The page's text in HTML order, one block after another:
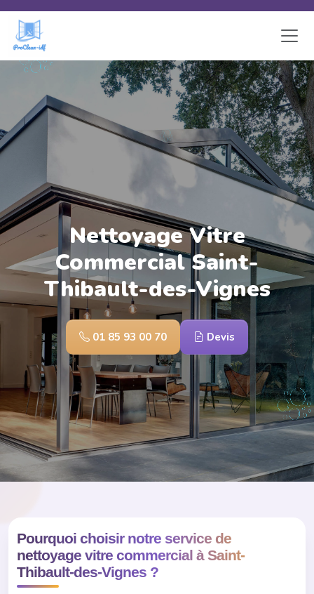
Skip to main content
Nettoyage Vitre
Commercial Saint-
Thibault-des-Vignes
01 85 93 00 70 Devis
Pourquoi choisir notre service de
nettoyage vitre commercial à Saint-
Thibault-des-Vignes ?